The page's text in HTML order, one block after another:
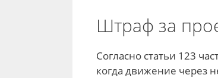
Штраф за
Согласно статьи 123
когда движение через